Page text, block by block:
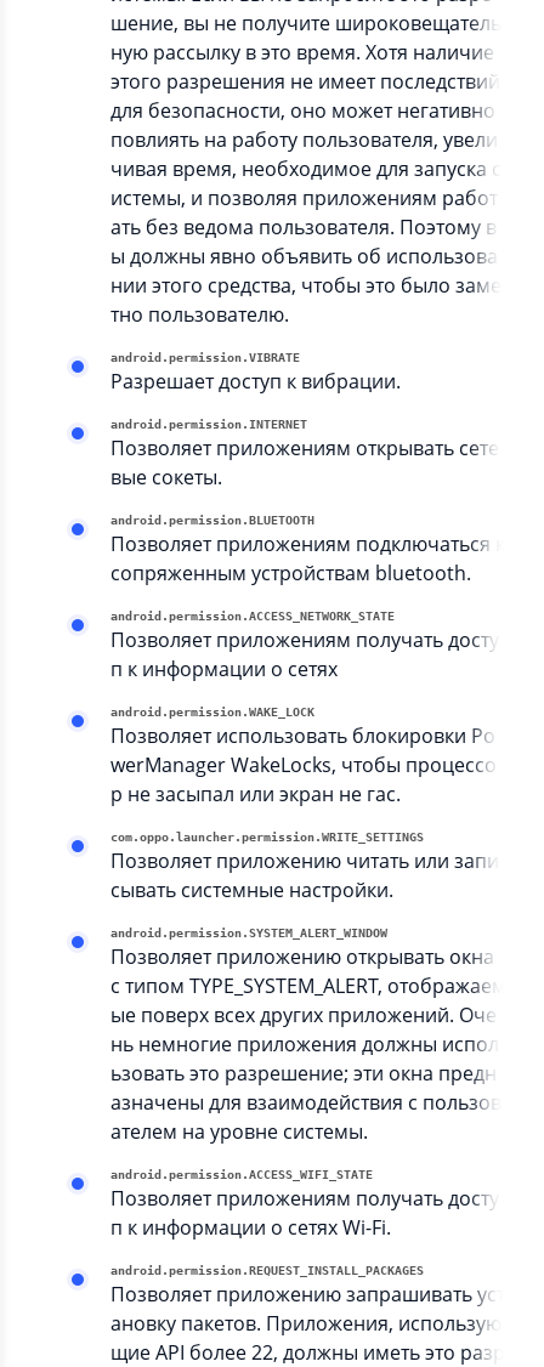
шение, вы не получите широковещатель
ную рассылку в это время. Хотя наличие
этого разрешения не имеет последствий
для безопасности, оно может негативно
повлиять на работу пользователя, увели
чивая время, необходимое для запуска с
истемы, и позволяя приложениям работ
ать без ведома пользователя. Поэтому в
ы должны явно объявить об использова
нии этого средства, чтобы это было заме
тно пользователю.
android.permission.VIBRATE
Разрешает доступ к вибрации.
android.permission.INTERNET
Позволяет приложениям открывать сете
вые сокеты.
android.permission.BLUETOOTH
Позволяет приложениям подключаться к
сопряженным устройствам bluetooth.
android.permission.ACCESS_NETWORK_STATE
Позволяет приложениям получать досту
п к информации о сетях
android.permission.WAKE_LOCK
Позволяет использовать блокировки Po
werManager WakeLocks, чтобы процессо
р не засыпал или экран не гас.
com.oppo.launcher.permission.WRITE_SETTINGS
Позволяет приложению читать или запи
сывать системные настройки.
android.permission.SYSTEM_ALERT_WINDOW
Позволяет приложению открывать окна
с типом TYPE_SYSTEM_ALERT, отображаем
ые поверх всех других приложений. Оче
нь немногие приложения должны испол
ьзовать это разрешение; эти окна предн
азначены для взаимодействия с пользов
ателем на уровне системы.
android.permission.ACCESS_WIFI_STATE
Позволяет приложениям получать досту
п к информации о сетях Wi-Fi.
android.permission.REQUEST_INSTALL_PACKAGES
Позволяет приложению запрашивать уст
ановку пакетов. Приложения, использую
щие API более 22, должны иметь это разр